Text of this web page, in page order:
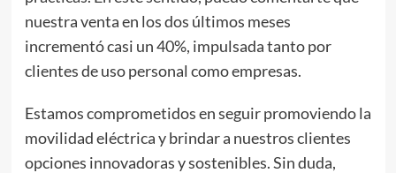
nuestra venta en los dos últimos meses
incrementó casi un 40%, impulsada tanto por
clientes de uso personal como empresas.
Estamos comprometidos en seguir promoviendo la
movilidad eléctrica y brindar a nuestros clientes
opciones innovadoras y sostenibles. Sin duda,